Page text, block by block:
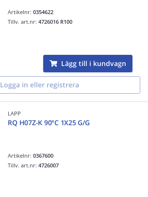
Artikelnr:0354622
Tillv. art.nr:4726016 R100
Lägg till i kundvagn
Logga in eller registrera
LAPP
RQ H07Z-K 90°C 1X25 G/G
Artikelnr:0367600
Tillv. art.nr:4726007